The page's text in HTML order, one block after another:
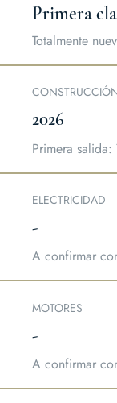
Primera
Totalmente
2026
Primera
ELECTRICIDAD
-
A confirmar
MOTORES
-
A confirmar